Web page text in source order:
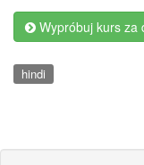
Wypróbuj kurs za
hindi